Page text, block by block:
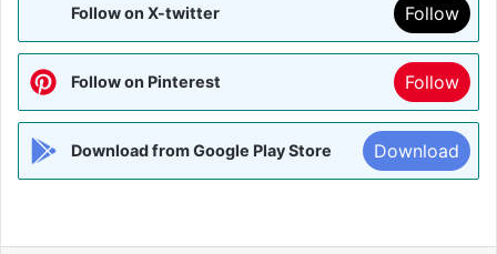
Follow on X-twitter Follow
Follow on Pinterest Follow
Download from Google Play Store Download